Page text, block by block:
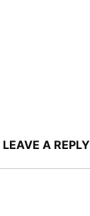
LEAVE A REPLY